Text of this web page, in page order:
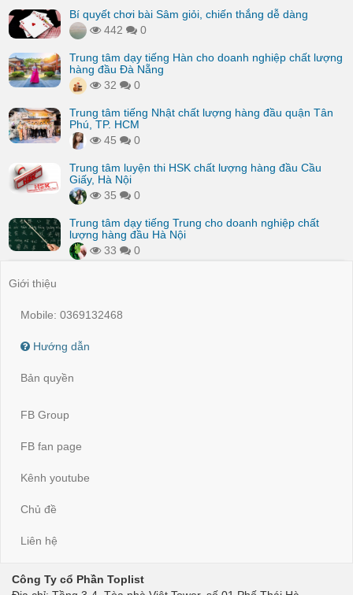
Bí quyết chơi bài Sâm giỏi, chiến thắng dễ dàng
442
0
Trung tâm dạy tiếng Hàn cho doanh nghiệp chất lượng
hàng đầu Đà Nẵng
32
0
Trung tâm tiếng Nhật chất lượng hàng đầu quận Tân
Phú, TP. HCM
45
0
Trung tâm luyện thi HSK chất lượng hàng đầu Cầu
Giấy, Hà Nội
35
0
Trung tâm dạy tiếng Trung cho doanh nghiệp chất
lượng hàng đầu Hà Nội
33
0
Giới thiệu
Mobile: 0369132468
Hướng dẫn
Bản quyền
FB Group
FB fan page
Kênh youtube
Chủ đề
Liên hệ
Công Ty cổ Phần Toplist